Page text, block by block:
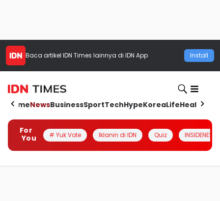
Baca artikel IDN Times lainnya di IDN App Install
HomeNewsBusinessSportTechHypeKoreaLifeHealth
For
You
# Yuk Vote Iklanin di IDN Quiz INSIDENESIA